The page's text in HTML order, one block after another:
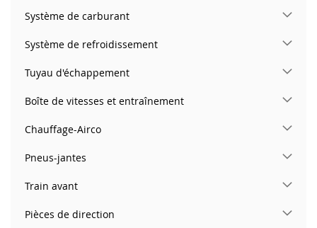
Système de carburant
Système de refroidissement
Tuyau d'échappement
Boîte de vitesses et entraînement
Chauffage-Airco
Pneus-jantes
Train avant
Pièces de direction